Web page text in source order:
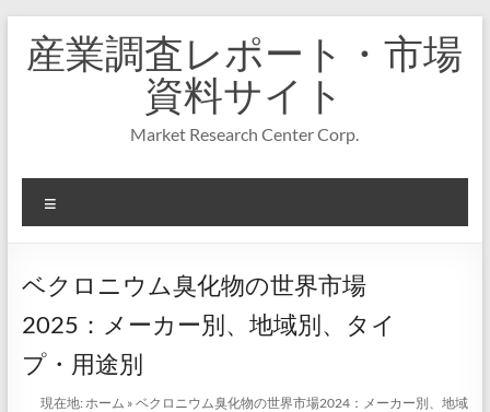
キ
プ
産業調査レポート・市場
資料サイト
Market Research Center Corp.
ニ
ー
ベクロニウム臭化物の世界市場
2025：メーカー別、地域別、タイ
プ・用途別
現在地:ホーム »ベクロニウム臭化物の世界市場2024：メーカー別、地域